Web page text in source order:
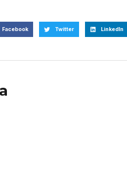
Facebook Twitter LinkedIn